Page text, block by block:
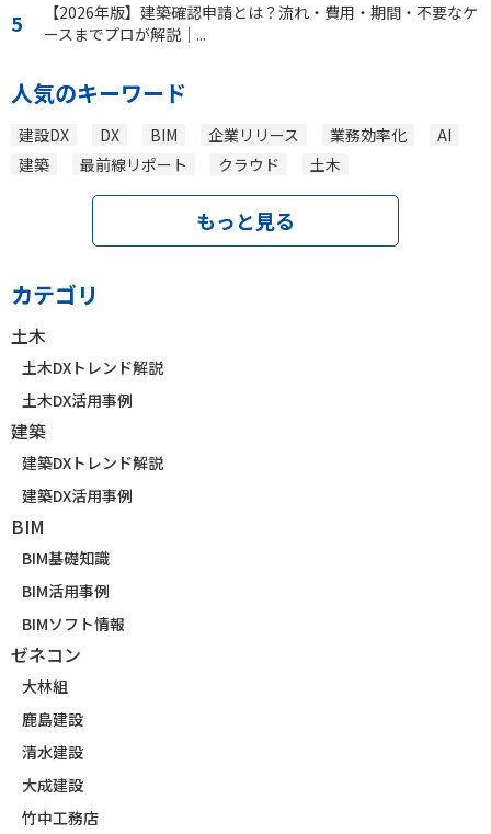
【2026年版】建築確認申請とは？流れ・費用・期間・不要なケ
ースまでプロが解説｜...
人気のキーワード
建設DX DX BIM 企業リリース 業務効率化
AI
建築
最前線リポート クラウド 土木
もっと見る
カテゴリ
土木
土木DXトレンド解説
土木DX活用事例
建築
建築DXトレンド解説
建築DX活用事例
BIM
BIM基礎知識
BIM活用事例
BIMソフト情報
ゼネコン
大林組
鹿島建設
清水建設
大成建設
竹中工務店